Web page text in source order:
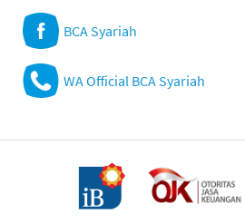
BCA Syariah
WA Official BCA Syariah